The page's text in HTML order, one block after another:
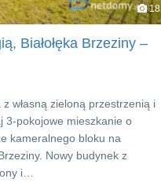
18
Białołęka Brzeziny –
własną zieloną przestrzenią i
3‑pokojowe mieszkanie o
kameralnego bloku na
Nowy budynek z
i…